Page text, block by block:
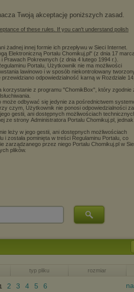
typ pliku rozmiar
1 2 3 4 5 6